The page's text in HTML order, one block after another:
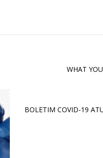
WHAT
BOLETIM COVID-19